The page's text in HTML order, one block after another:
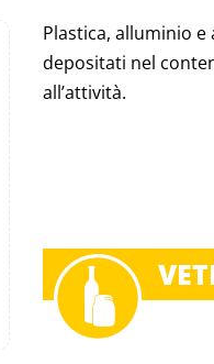
Plastica, alluminio
depositati nel
all’attività.